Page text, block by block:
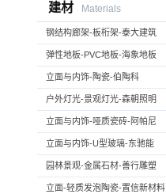
建材 Materials
钢结构廊架-板桁架-泰大建筑
弹性地板-PVC地板-海象地板
立面与内饰-陶瓷-伯陶科
户外灯光-景观灯光-森朝照明
立面与内饰-哑质瓷砖-阿帕尼
立面与内饰-U型玻璃-东驰能
园林景观-金属石材-善行雕塑
立面-轻质发泡陶瓷-置信新材料